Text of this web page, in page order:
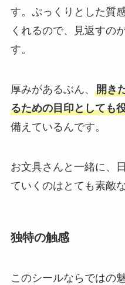
す。ぷっくりとした質
くれるので、見返すの
す。
厚みがあるぶん、 開き
るための目印としても
備えているんです。
お文具さんと一緒に、
ていくのはとても素敵
独特の触感
このシールならではの